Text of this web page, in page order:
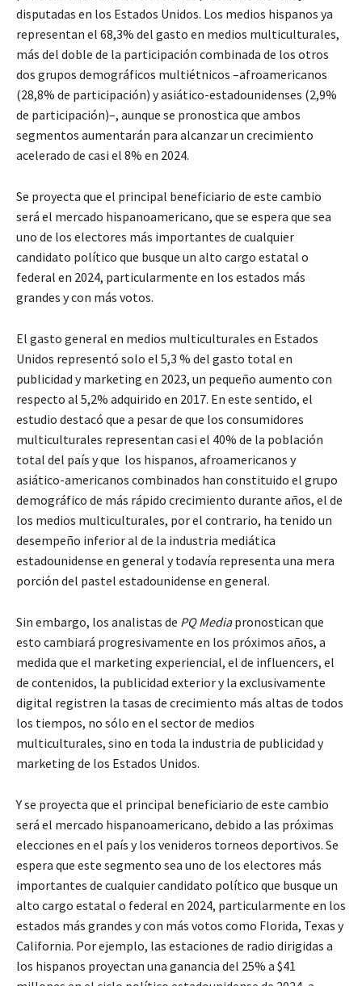
disputadas en los Estados Unidos. Los medios hispanos ya
representan el 68,3% del gasto en medios multiculturales,
más del doble de la participación combinada de los otros
dos grupos demográficos multiétnicos –afroamericanos
(28,8% de participación) y asiático-estadounidenses (2,9%
de participación)–, aunque se pronostica que ambos
segmentos aumentarán para alcanzar un crecimiento
acelerado de casi el 8% en 2024.
Se proyecta que el principal beneficiario de este cambio
será el mercado hispanoamericano, que se espera que sea
uno de los electores más importantes de cualquier
candidato político que busque un alto cargo estatal o
federal en 2024, particularmente en los estados más
grandes y con más votos.
El gasto general en medios multiculturales en Estados
Unidos representó solo el 5,3 % del gasto total en
publicidad y marketing en 2023, un pequeño aumento con
respecto al 5,2% adquirido en 2017. En este sentido, el
estudio destacó que a pesar de que los consumidores
multiculturales representan casi el 40% de la población
total del país y que los hispanos, afroamericanos y
asiático-americanos combinados han constituido el grupo
demográfico de más rápido crecimiento durante años, el de
los medios multiculturales, por el contrario, ha tenido un
desempeño inferior al de la industria mediática
estadounidense en general y todavía representa una mera
porción del pastel estadounidense en general.
Sin embargo, los analistas de PQ Mediapronostican que
esto cambiará progresivamente en los próximos años, a
medida que el marketing experiencial, el de influencers, el
de contenidos, la publicidad exterior y la exclusivamente
digital registren la tasas de crecimiento más altas de todos
los tiempos, no sólo en el sector de medios
multiculturales, sino en toda la industria de publicidad y
marketing de los Estados Unidos.
Y se proyecta que el principal beneficiario de este cambio
será el mercado hispanoamericano, debido a las próximas
elecciones en el país y los venideros torneos deportivos. Se
espera que este segmento sea uno de los electores más
importantes de cualquier candidato político que busque un
alto cargo estatal o federal en 2024, particularmente en los
estados más grandes y con más votos como Florida, Texas y
California. Por ejemplo, las estaciones de radio dirigidas a
los hispanos proyectan una ganancia del 25% a $41